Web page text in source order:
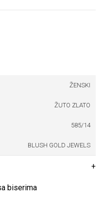
biserima
ŽENSKI
ŽUTO ZLATO
585/14
BLUSH GOLD JEWELS